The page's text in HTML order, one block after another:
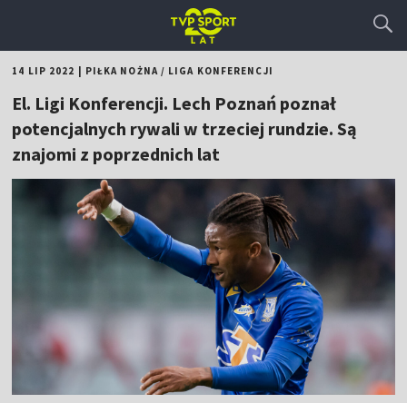
14 LIP 2022 PIŁKA NOŻNA/ LIGA KONFERENCJI
El. Ligi Konferencji. Lech Poznań poznał
potencjalnych rywali w trzeciej rundzie. Są
znajomi z poprzednich lat